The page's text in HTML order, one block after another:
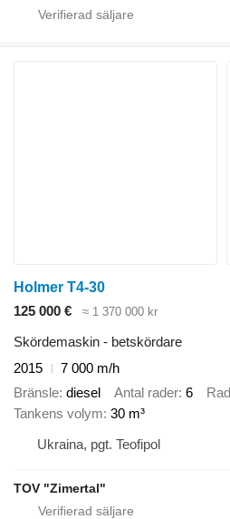
Holmer T4-30
125 000 €
≈ 1 370 000 kr
Skördemaskin - betskördare
2015
7 000 m/h
Bränsle diesel Antal rader 6
Tankens volym 30 m³
Ukraina, pgt. Teofipol
TOV "Zimertal"